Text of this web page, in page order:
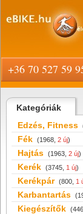
Kategóriák
Edzés, Fitness
Fék (1968, 2 új)
Hajtás (1963, 2 új)
Kerék (3745, 1 új)
Kerékpár (800, 1
Karbantartás
Kiegészítők
+36 70 527 59